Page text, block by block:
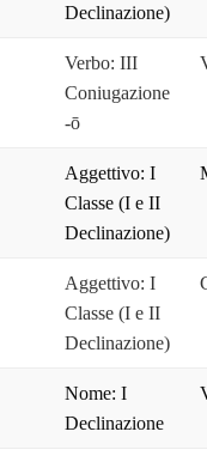
Declinazione)
Verbo: III
Coniugazione
-ō
Aggettivo: I
Classe (I e II
Declinazione)
Aggettivo: I
Classe (I e II
Declinazione)
Nome: I
Declinazione